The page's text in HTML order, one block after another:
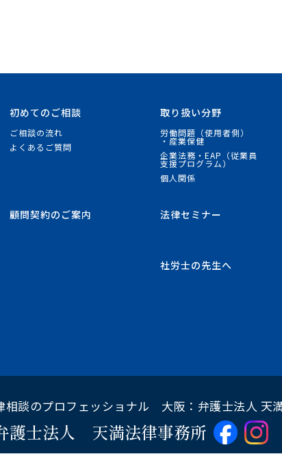
初めてのご相談
ご相談の流れ
よくあるご質問
取り扱い分野
労働問題（使用者側）
・産業保健
企業法務・EAP（従業員
支援プログラム）
個人関係
顧問契約のご案内 法律セミナー
社労士の先生へ
談のプロフェッショナル 大阪：弁護士法人 天
護士法人 天満法律事務所